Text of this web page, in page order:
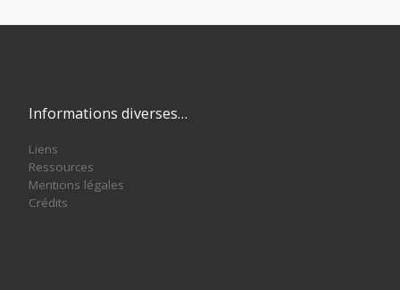
Informations diverses…
Liens
Ressources
Mentions légales
Crédits